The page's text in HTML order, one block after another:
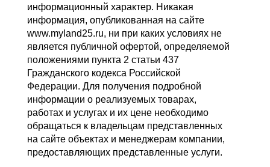
информационный характер. Никакая
информация, опубликованная на сайте
www.myland25.ru, ни при каких условиях не
является публичной офертой, определяемой
положениями пункта 2 статьи 437
Гражданского кодекса Российской
Федерации. Для получения подробной
информации о реализуемых товарах,
работах и услугах и их цене необходимо
обращаться к владельцам представленных
на сайте объектах и менеджерам компании,
предоставляющих представленные услуги.